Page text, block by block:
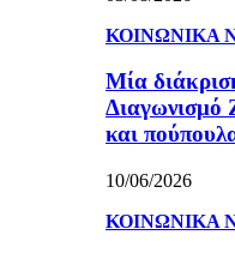
ΚΟΙΝΩΝΙΚΑ
Μία
Διαγωνισμό
και
10/06/2026
ΚΟΙΝΩΝΙΚΑ